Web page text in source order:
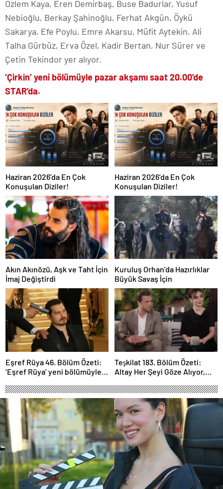
Özlem Kaya, Eren Demirbaş, Buse Badurlar, Yusuf
Nebioğlu, Berkay Şahinoğlu, Ferhat Akgün, Öykü
Sakarya, Efe Poylu, Emre Akarsu, Müfit Aytekin, Ali
Talha Gürbüz, Erva Özel, Kadir Bertan, Nur Sürer ve
Çetin Tekindor yer alıyor.
‘Çirkin’ yeni bölümüyle pazar akşamı saat 20.00’de
STAR’da.
Haziran 2026’da En Çok
Konuşulan Diziler!
Haziran 2026’da En Çok
Konuşulan Diziler!
Akın Akınözü, Aşk ve Taht İçin
İmaj Değiştirdi
Kuruluş Orhan’da Hazırlıklar
Büyük Savaş İçin
Eşref Rüya 46. Bölüm Özeti:
‘Eşref Rüya’ yeni bölümüyle
Teşkilat 183. Bölüm Özeti:
Altay Her Şeyi Göze Alıyor,